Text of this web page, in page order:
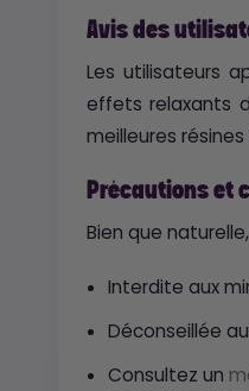
Avis des
Les utilisateurs
effets relaxants
meilleures
Précautions et
Bien que
Interdite aux
Déconseillée
Consultez un